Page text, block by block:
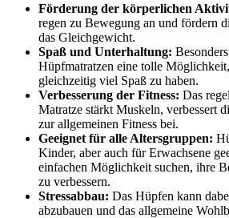
Förderung der körperlichen
regen zu Bewegung an und fördern
das Gleichgewicht.
Spaß und Unterhaltung:
Hüpfmatratzen eine tolle
gleichzeitig viel Spaß zu haben.
Verbesserung der Fitness: Das
Matratze stärkt Muskeln, verbessert
zur allgemeinen Fitness bei.
Geeignet für alle Altersgruppen:
Kinder, aber auch für Erwachsene
einfachen Möglichkeit suchen, ihre
zu verbessern.
Stressabbau: Das Hüpfen kann
abzubauen und das allgemeine